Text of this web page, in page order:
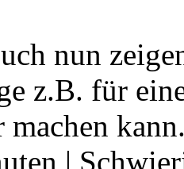
nun
z.B. für
machen
|